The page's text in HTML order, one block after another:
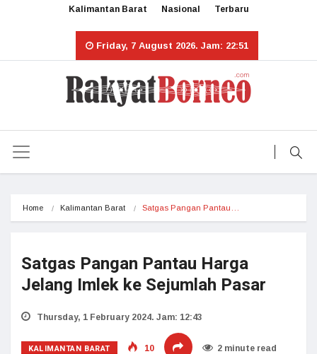
Kalimantan Barat Nasional Terbaru
Friday, 7 August 2026. Jam: 22:51
Home Kalimantan Barat Satgas Pangan Pantau…
Satgas Pangan Pantau Harga
Jelang Imlek ke Sejumlah Pasar
Thursday, 1 February 2024. Jam: 12:43
KALIMANTAN BARAT 10 2 minute read